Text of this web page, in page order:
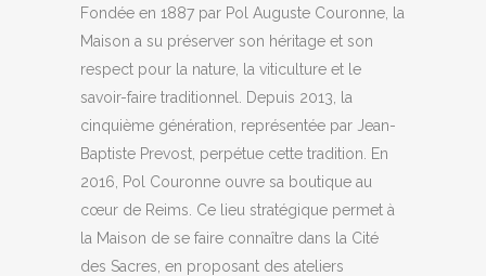
Fondée en 1887 par Pol Auguste Couronne, la
Maison a su préserver son héritage et son
respect pour la nature, la viticulture et le
savoir-faire traditionnel. Depuis 2013, la
cinquième génération, représentée par Jean-
Baptiste Prevost, perpétue cette tradition. En
2016, Pol Couronne ouvre sa boutique au
cœur de Reims. Ce lieu stratégique permet à
la Maison de se faire connaître dans la Cité
des Sacres, en proposant des ateliers